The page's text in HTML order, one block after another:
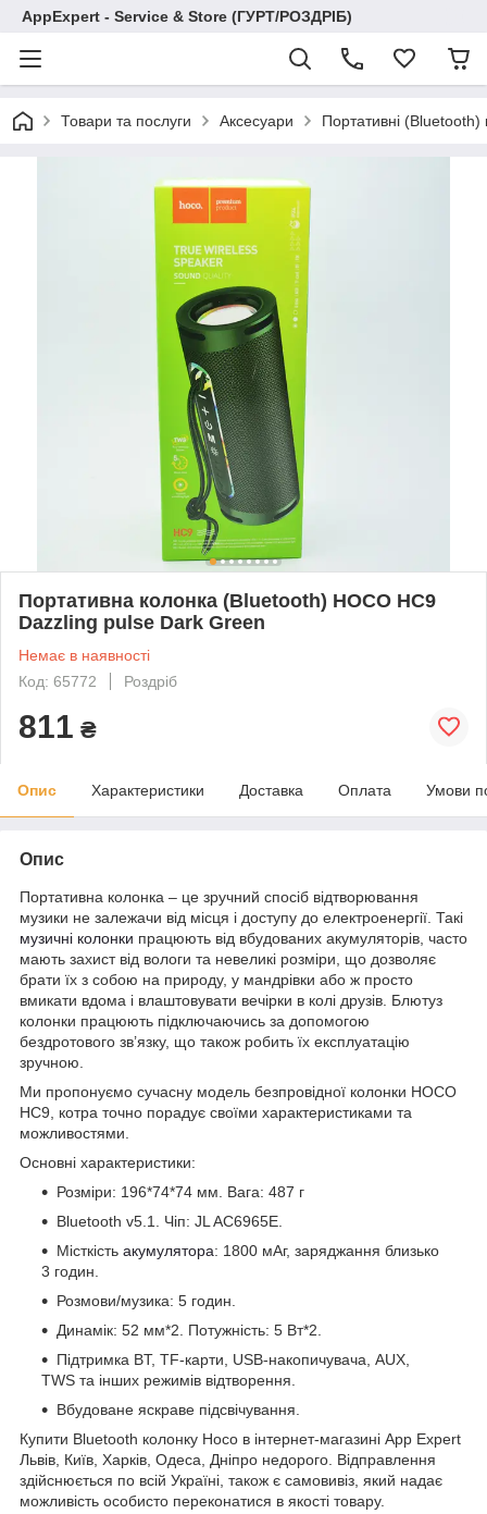
AppExpert - Service & Store (ГУРТ/РОЗДРІБ)
Товари та послуги Аксесуари Портативні (Bluetooth)
Портативна колонка (Bluetooth) HOCO HC9
Dazzling pulse Dark Green
Немає в наявності
Код: 65772
Роздріб
811 ₴
Опис Характеристики Доставка Оплата Умови
Опис
Портативна колонка – це зручний спосіб відтворювання
музики не залежачи від місця і доступу до електроенергії. Такі
музичні колонки працюють від вбудованих акумуляторів, часто
мають захист від вологи та невеликі розміри, що дозволяє
брати їх з собою на природу, у мандрівки або ж просто
вмикати вдома і влаштовувати вечірки в колі друзів. Блютуз
колонки працюють підключаючись за допомогою
бездротового зв’язку, що також робить їх експлуатацію
зручною.
Ми пропонуємо сучасну модель безпровідної колонки HOCO
HC9, котра точно порадує своїми характеристиками та
можливостями.
Основні характеристики:
Розміри: 196*74*74 мм. Вага: 487 г
Bluetooth v5.1. Чіп: JL AC6965E.
Місткість акумулятора: 1800 мАг, заряджання близько
3 годин.
Розмови/музика: 5 годин.
Динамік: 52 мм*2. Потужність: 5 Вт*2.
Підтримка BT, TF-карти, USB-накопичувача, AUX,
TWS та інших режимів відтворення.
Вбудоване яскраве підсвічування.
Купити Bluetooth колонку Hoco в інтернет-магазині App Expert
Львів, Київ, Харків, Одеса, Дніпро недорого. Відправлення
здійснюється по всій Україні, також є самовивіз, який надає
можливість особисто переконатися в якості товару.